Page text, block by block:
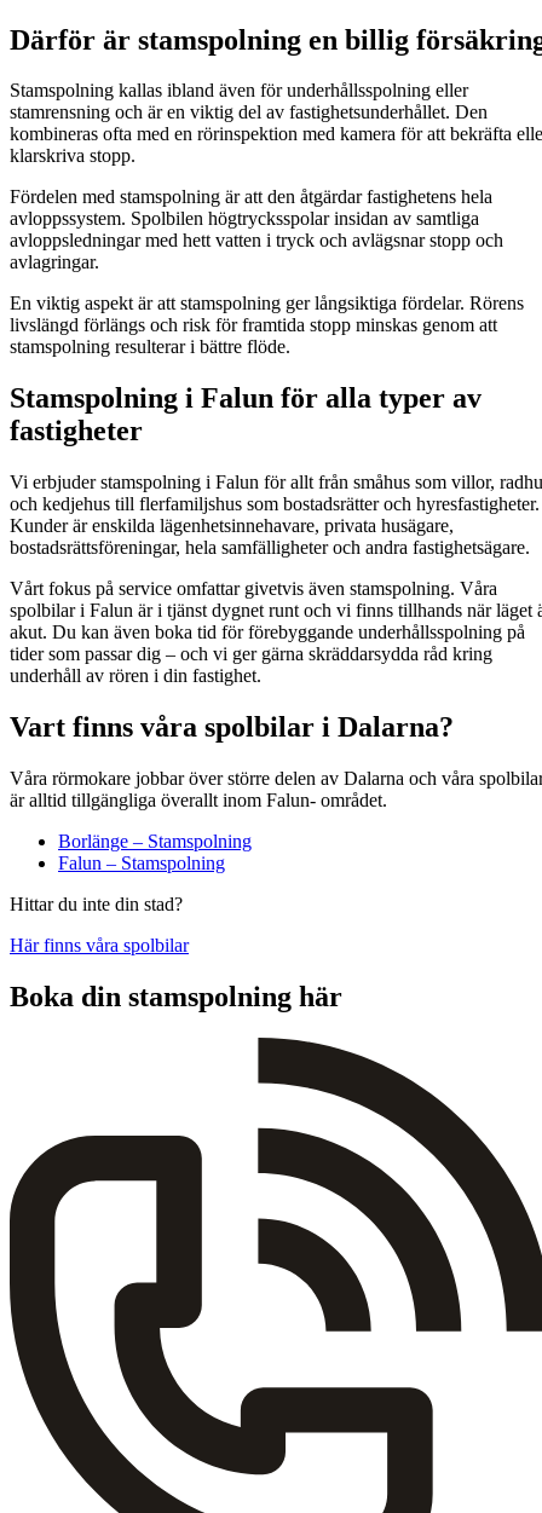
Därför är stamspolning en billig
Stamspolning kallas ibland även för underhållsspolning eller
stamrensning och är en viktig del av fastighetsunderhållet. Den
kombineras ofta med en rörinspektion med kamera för att bekräfta
klarskriva stopp.
Fördelen med stamspolning är att den åtgärdar fastighetens hela
avloppssystem. Spolbilen högtrycksspolar insidan av samtliga
avloppsledningar med hett vatten i tryck och avlägsnar stopp och
avlagringar.
En viktig aspekt är att stamspolning ger långsiktiga fördelar. Rörens
livslängd förlängs och risk för framtida stopp minskas genom att
stamspolning resulterar i bättre flöde.
Stamspolning i Falun för alla typer av
fastigheter
Vi erbjuder stamspolning i Falun för allt från småhus som villor,
och kedjehus till flerfamiljshus som bostadsrätter och hyresfastigheter.
Kunder är enskilda lägenhetsinnehavare, privata husägare,
bostadsrättsföreningar, hela samfälligheter och andra fastighetsägare.
Vårt fokus på service omfattar givetvis även stamspolning. Våra
spolbilar i Falun är i tjänst dygnet runt och vi finns tillhands när läget
akut. Du kan även boka tid för förebyggande underhållsspolning på
tider som passar dig – och vi ger gärna skräddarsydda råd kring
underhåll av rören i din fastighet.
Vart finns våra spolbilar i Dalarna?
Våra rörmokare job­bar över större delen av Dalar­na och våra
är alltid till­gäng­li­ga över­allt inom Falun- området.
Borlänge – Stamspolning
Falun – Stamspolning
Hittar du inte din stad?
Här finns våra spolbilar
Boka din stamspolning här